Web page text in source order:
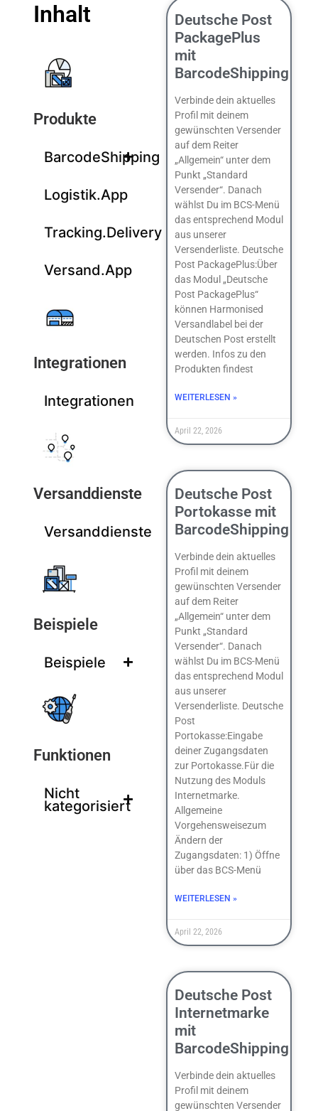
Inhalt
Produkte
BarcodeShipping
Logistik.App
Tracking.Delivery
Versand.App
Integrationen
Integrationen
Versanddienste
Versanddienste
Beispiele
Beispiele
Funktionen
Nicht
kategorisiert
Deutsche Post
PackagePlus
mit
BarcodeShipping
Verbinde dein aktuelles
Profil mit deinem
gewünschten Versender
auf dem Reiter
„Allgemein“ unter dem
Punkt „Standard
Versender“. Danach
wählst Du im BCS-Menü
das entsprechend Modul
aus unserer
Versenderliste. Deutsche
Post PackagePlus:Über
das Modul „Deutsche
Post PackagePlus“
können Harmonised
Versandlabel bei der
Deutschen Post erstellt
werden. Infos zu den
Produkten findest
WEITERLESEN »
April 22, 2026
Deutsche Post
Portokasse mit
BarcodeShipping
Verbinde dein aktuelles
Profil mit deinem
gewünschten Versender
auf dem Reiter
„Allgemein“ unter dem
Punkt „Standard
Versender“. Danach
wählst Du im BCS-Menü
das entsprechend Modul
aus unserer
Versenderliste. Deutsche
Post
Portokasse:Eingabe
deiner Zugangsdaten
zur Portokasse.Für die
Nutzung des Moduls
Internetmarke.
Allgemeine
Vorgehensweisezum
Ändern der
Zugangsdaten: 1) Öffne
über das BCS-Menü
WEITERLESEN »
April 22, 2026
Deutsche Post
Internetmarke
mit
BarcodeShipping
Verbinde dein aktuelles
Profil mit deinem
gewünschten Versender